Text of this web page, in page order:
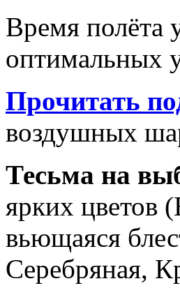
Время полёта
оптимальных
Прочитать
воздушных
Тесьма на
ярких цветов
вьющаяся
Серебряная,